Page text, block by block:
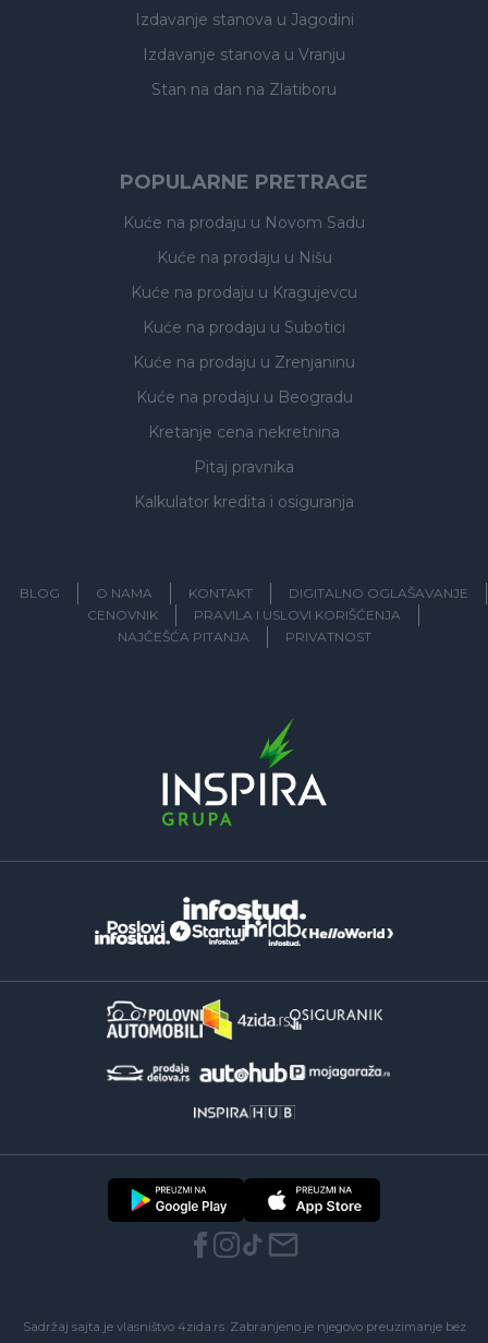
Izdavanje stanova u Jagodini
Izdavanje stanova u Vranju
Stan na dan na Zlatiboru
POPULARNE PRETRAGE
Kuće na prodaju u Novom Sadu
Kuće na prodaju u Nišu
Kuće na prodaju u Kragujevcu
Kuće na prodaju u Subotici
Kuće na prodaju u Zrenjaninu
Kuće na prodaju u Beogradu
Kretanje cena nekretnina
Pitaj pravnika
Kalkulator kredita i osiguranja
BLOG O NAMA KONTAKT
DIGITALNO OGLAŠAVANJE
CENOVNIK
PRAVILA I USLOVI KORIŠĆENJA
NAJČEŠĆA PITANJA
PRIVATNOST
Sadržaj sajta je vlasništvo 4zida.rs. Zabranjeno je njegovo preuzimanje bez